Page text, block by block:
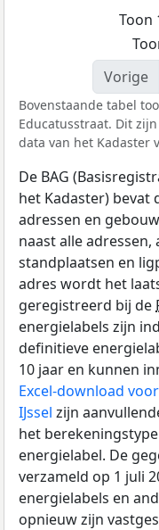
Toon
Vorige
Bovenstaande tabel
Educatusstraat. Dit
data van het Kadaster
De BAG
het Kadaster) bevat
adressen en
naast alle
standplaatsen en
adres wordt het
geregistreerd bij de
energielabels zijn
definitieve
10 jaar en kunnen
Excel-download
IJssel zijn
het
energielabel. De
verzameld op 1 juli
energielabels en
opnieuw zijn